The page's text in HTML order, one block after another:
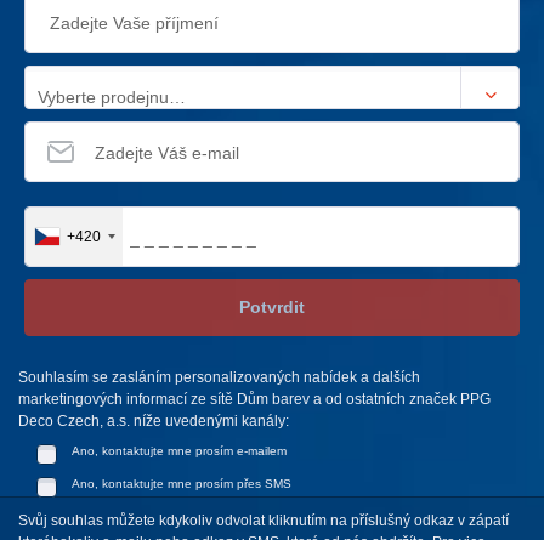
Vyberte prodejnu…
+420
Potvrdit
Souhlasím se zasláním personalizovaných nabídek a dalších
marketingových informací ze sítě Dům barev a od ostatních značek PPG
Deco Czech, a.s. níže uvedenými kanály:
Ano, kontaktujte mne prosím e-mailem
Ano, kontaktujte mne prosím přes SMS
Svůj souhlas můžete kdykoliv odvolat kliknutím na příslušný odkaz v zápatí